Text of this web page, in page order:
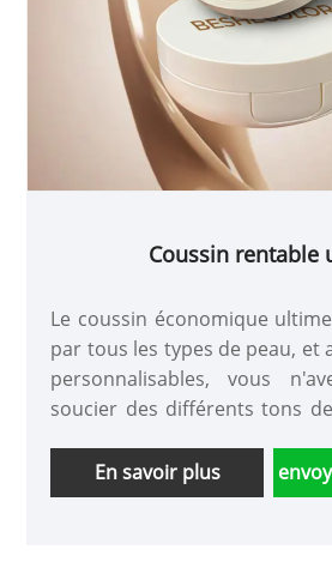
Coussin rentable
Le coussin économique
par tous les types de peau, et
personnalisables, vous
soucier des différents tons
dissimule les
transpiration, ce qui en fait
En savoir plus